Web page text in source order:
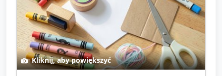
Kliknij, aby powiększyć